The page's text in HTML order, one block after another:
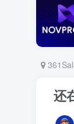
还